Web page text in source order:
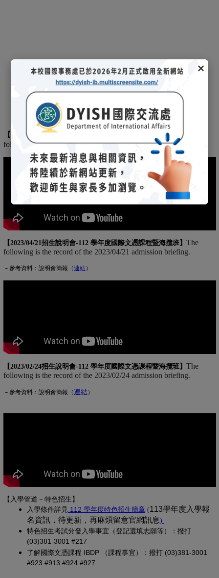
×
【 2025/03/08招生說明會- 114 學年度國際文憑課程暨海攬班 】
following is the record of the 2025/03/08 admission briefing.
【2023/04/21招生說明會-112 學年度國際文憑課程暨海攬班】 The
following is the record of the 2023/04/21 admission briefing.
－參考資料：說明會簡報（連結(另開新視窗)
）
【2023/02/24招生說明會-112 學年度國際文憑課程暨海攬班】 The
following is the record of the 2023/02/24 admission briefing.
－參考資料：說明會簡報（連結(另開新視窗)
）
【入學管道－特色招生】
入學條件詳見 112 學年度特色招生簡章 (另開新視窗)
((PDF 檔，另開新視
113學年度入學報
名資訊，待更新，再麻煩留意官網訊息)
特色招生考試分發入學事宜（登記選填志願等）：撥打
(03)381-3001 #217
了解國際文憑課程 IBDP （課程事宜）：撥打 (03)381-3001
#923 #913 #924 #927